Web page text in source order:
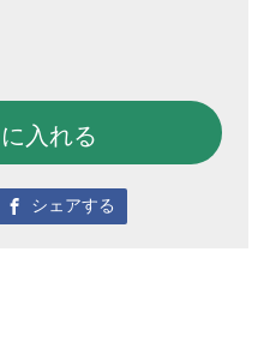
入れる
シェアする